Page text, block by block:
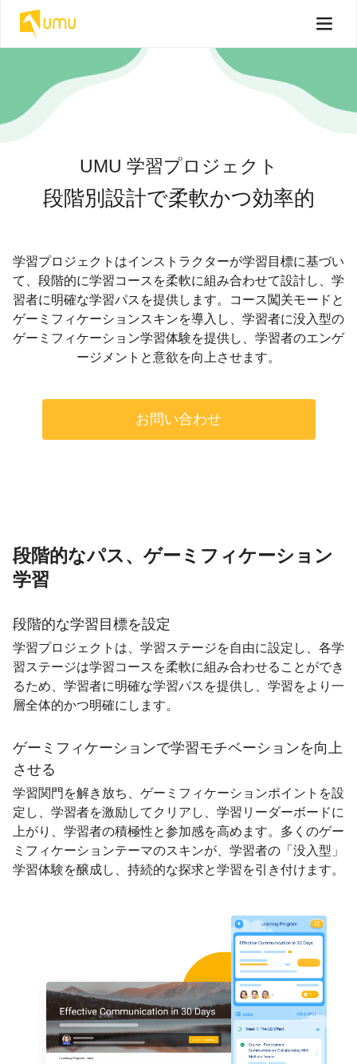
UMU 学習プロジェクト
段階別設計で柔軟かつ効率的
学習プロジェクトはインストラクターが学習目標に基づい
て、段階的に学習コースを柔軟に組み合わせて設計し、学
習者に明確な学習パスを提供します。コース闖关モードと
ゲーミフィケーションスキンを導入し、学習者に没入型の
ゲーミフィケーション学習体験を提供し、学習者のエンゲ
ージメントと意欲を向上させます。
お問い合わせ
段階的なパス、ゲーミフィケーション
学習
段階的な学習目標を設定
学習プロジェクトは、学習ステージを自由に設定し、各学
習ステージは学習コースを柔軟に組み合わせることができ
るため、学習者に明確な学習パスを提供し、学習をより一
層全体的かつ明確にします。
ゲーミフィケーションで学習モチベーションを向上
させる
学習関門を解き放ち、ゲーミフィケーションポイントを設
定し、学習者を激励してクリアし、学習リーダーボードに
上がり、学習者の積極性と参加感を高めます。多くのゲー
ミフィケーションテーマのスキンが、学習者の「没入型」
学習体験を醸成し、持続的な探求と学習を引き付けます。